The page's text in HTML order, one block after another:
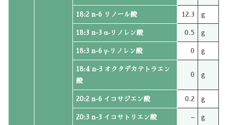
18:2 n-6 リノール酸 12.3 g
18:3 n-3 α‐リノレン酸 0.5 g
18:3 n-6 γ‐リノレン酸 0 g
18:4 n-3 オクタデカテトラエン
酸
0 g
20:2 n-6 イコサジエン酸 0.2 g
20:3 n-3 イコサトリエン酸 – g